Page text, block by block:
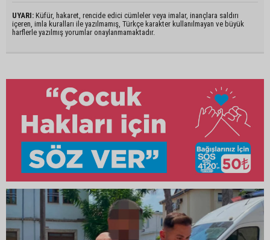
UYARI: Küfür, hakaret, rencide edici cümleler veya imalar, inançlara saldırı
içeren, imla kuralları ile yazılmamış, Türkçe karakter kullanılmayan ve büyük
harflerle yazılmış yorumlar onaylanmamaktadır.